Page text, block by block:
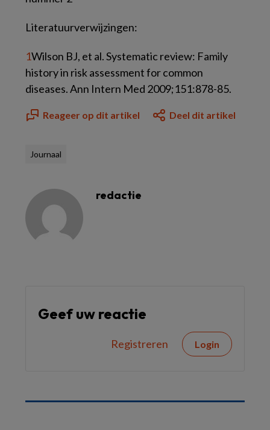
Literatuurverwijzingen:
1Wilson BJ, et al. Systematic review: Family
history in risk assessment for common
diseases. Ann Intern Med 2009;151:878-85.
Reageer op dit artikel Deel dit artikel
Journaal
redactie
Geef uw reactie
Registreren Login